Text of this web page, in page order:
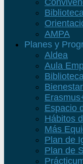
AMPA
Planes y
Aldea
Aula
Espacio
Hábitos
Más
Plan de
Plan de